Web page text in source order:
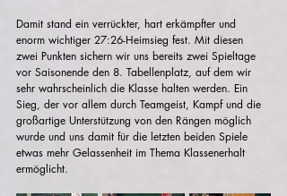
Damit stand ein verrückter, hart erkämpfter und
enorm wichtiger 27:26-Heimsieg fest. Mit diesen
zwei Punkten sichern wir uns bereits zwei Spieltage
vor Saisonende den 8. Tabellenplatz, auf dem wir
sehr wahrscheinlich die Klasse halten werden. Ein
Sieg, der vor allem durch Teamgeist, Kampf und die
großartige Unterstützung von den Rängen möglich
wurde und uns damit für die letzten beiden Spiele
etwas mehr Gelassenheit im Thema Klassenerhalt
ermöglicht.